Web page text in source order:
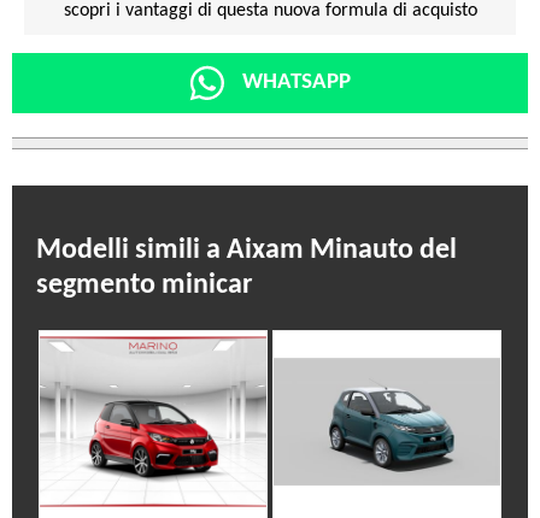
scopri i vantaggi di questa nuova formula di acquisto
WHATSAPP
Modelli simili a Aixam Minauto del
segmento minicar